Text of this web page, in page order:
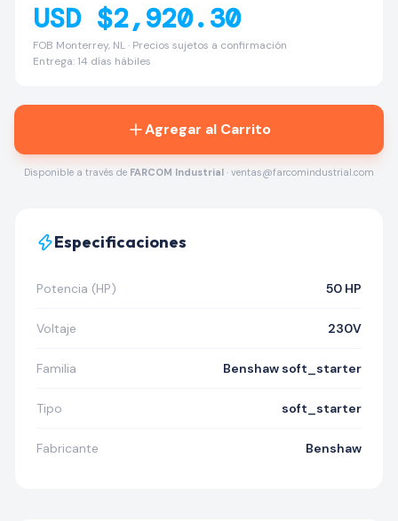
USD $2,920.30
FOB Monterrey, NL · Precios sujetos a confirmación
Entrega: 14 días hábiles
Agregar al Carrito
Disponible a través de FARCOM Industrial · ventas@farcomindustrial.com
Especificaciones
Potencia (HP) 50 HP
Voltaje 230V
Familia Benshaw soft_starter
Tipo soft_starter
Fabricante Benshaw